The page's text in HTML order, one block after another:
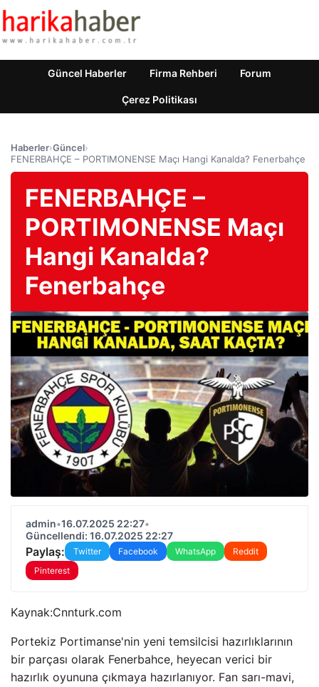
Güncel Haberler Firma Rehberi Forum
Çerez Politikası
Haberler›Güncel›
FENERBAHÇE – PORTIMONENSE Maçı Hangi Kanalda? Fenerbahçe
FENERBAHÇE –
PORTIMONENSE Maçı
Hangi Kanalda?
Fenerbahçe
admin•16.07.2025 22:27•
Güncellendi: 16.07.2025 22:27
Paylaş: Twitter Facebook WhatsApp
Reddit
Pinterest
Kaynak:Cnnturk.com
Portekiz Portimanse'nin yeni temsilcisi hazırlıklarının
bir parçası olarak Fenerbahce, heyecan verici bir
hazırlık oyununa çıkmaya hazırlanıyor. Fan sarı-mavi,